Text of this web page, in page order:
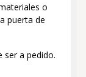
o
puerta de
ser a pedido.